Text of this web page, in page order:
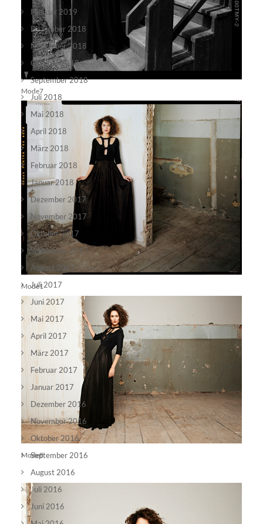
Mode7
Mode1
Mode8
Februar 2019
Dezember 2018
November 2018
Oktober 2018
September 2018
Juli 2018
Mai 2018
April 2018
März 2018
Februar 2018
Januar 2018
Dezember 2017
November 2017
Oktober 2017
September 2017
August 2017
Juli 2017
Juni 2017
Mai 2017
April 2017
März 2017
Februar 2017
Januar 2017
Dezember 2016
November 2016
Oktober 2016
September 2016
August 2016
Juli 2016
Juni 2016